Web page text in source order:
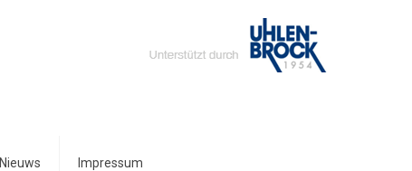
Nieuws Impressum